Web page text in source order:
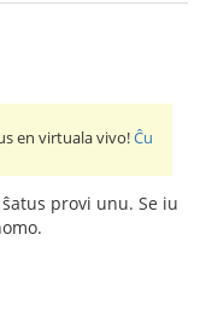
en virtuala vivo!Ĉu
provi unu. Se iu